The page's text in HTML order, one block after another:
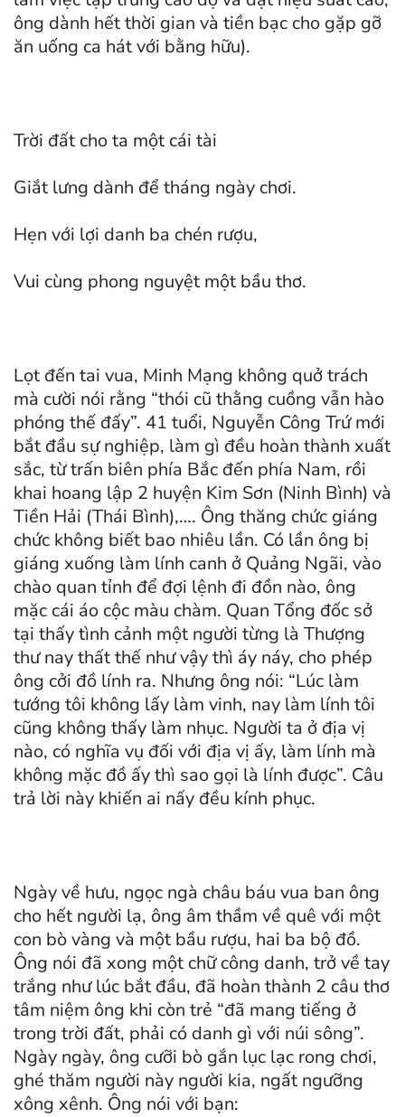
ông dành hết thời gian và tiền bạc cho gặp gỡ
ăn uống ca hát với bằng hữu).
Trời đất cho ta một cái tài
Giắt lưng dành để tháng ngày chơi.
Hẹn với lợi danh ba chén rượu,
Vui cùng phong nguyệt một bầu thơ.
Lọt đến tai vua, Minh Mạng không quở trách
mà cười nói rằng “thói cũ thằng cuồng vẫn hào
phóng thế đấy”. 41 tuổi, Nguyễn Công Trứ mới
bắt đầu sự nghiệp, làm gì đều hoàn thành xuất
sắc, từ trấn biên phía Bắc đến phía Nam, rồi
khai hoang lập 2 huyện Kim Sơn (Ninh Bình) và
Tiền Hải (Thái Bình),…. Ông thăng chức giáng
chức không biết bao nhiêu lần. Có lần ông bị
giáng xuống làm lính canh ở Quảng Ngãi, vào
chào quan tỉnh để đợi lệnh đi đồn nào, ông
mặc cái áo cộc màu chàm. Quan Tổng đốc sở
tại thấy tình cảnh một người từng là Thượng
thư nay thất thế như vậy thì áy náy, cho phép
ông cởi đồ lính ra. Nhưng ông nói: “Lúc làm
tướng tôi không lấy làm vinh, nay làm lính tôi
cũng không thấy làm nhục. Người ta ở địa vị
nào, có nghĩa vụ đối với địa vị ấy, làm lính mà
không mặc đồ ấy thì sao gọi là lính được”. Câu
trả lời này khiến ai nấy đều kính phục.
Ngày về hưu, ngọc ngà châu báu vua ban ông
cho hết người lạ, ông âm thầm về quê với một
con bò vàng và một bầu rượu, hai ba bộ đồ.
Ông nói đã xong một chữ công danh, trở về tay
trắng như lúc bắt đầu, đã hoàn thành 2 câu thơ
tâm niệm ông khi còn trẻ “đã mang tiếng ở
trong trời đất, phải có danh gì với núi sông”.
Ngày ngày, ông cưỡi bò gắn lục lạc rong chơi,
ghé thăm người này người kia, ngất ngưỡng
xông xênh. Ông nói với bạn: